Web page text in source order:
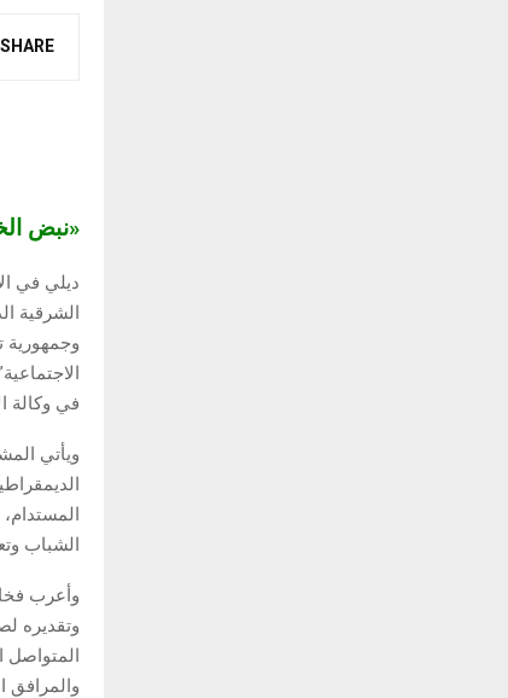
SHARE
«نبض
ديلي في
الشرقية
وجمهورية
في وكالة
ويأتي
الشباب
وأعرب
وتقديره
المتواصل
والمرافق